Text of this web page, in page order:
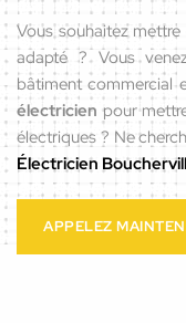
Vous souhaitez
adapté ? Vous
bâtiment commercial
électricien pour
électriques ? Ne
Électricien
APPELEZ